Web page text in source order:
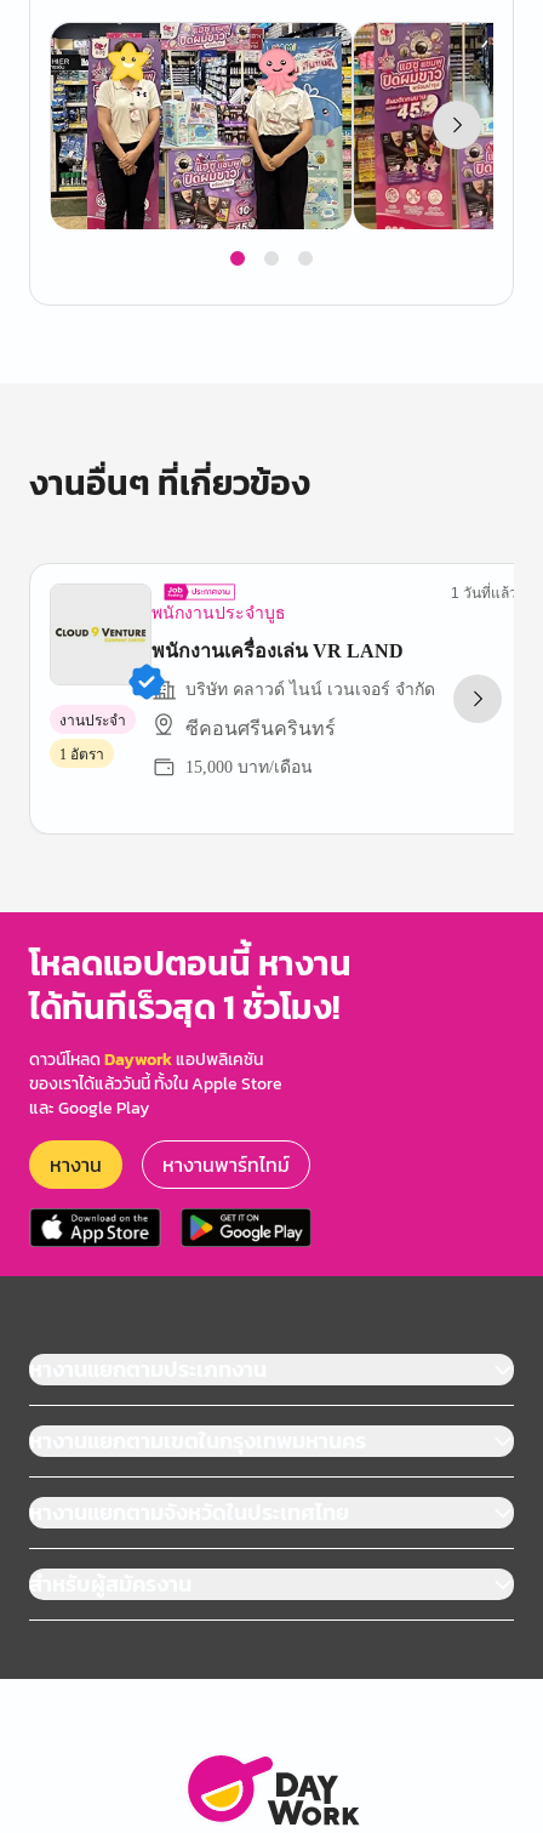
งานอื่นๆ ที่เกี่ยวข้อง
พนักงานประจำบูธ
1 วันที่แล้ว
พนักงานเครื่องเล่น VR LAND
บริษัท คลาวด์ ไนน์ เวนเจอร์ จํากัด
ซีคอนศรีนครินทร์
15,000 บาท/เดือน
งานประจำ
1 อัตรา
of
โหลดแอปตอนนี้ หางาน
ได้ทันทีเร็วสุด 1 ชั่วโมง!
ดาวน์โหลดDayworkแอปพลิเคชัน
ของเราได้แล้ววันนี้ ทั้งใน Apple Store
และ Google Play
หางาน หางานพาร์ทไทม์
หางานแยกตามประเภทงาน
หางานแยกตามเขตในกรุงเทพมหานคร
หางานแยกตามจังหวัดในประเทศไทย
สำหรับผู้สมัครงาน